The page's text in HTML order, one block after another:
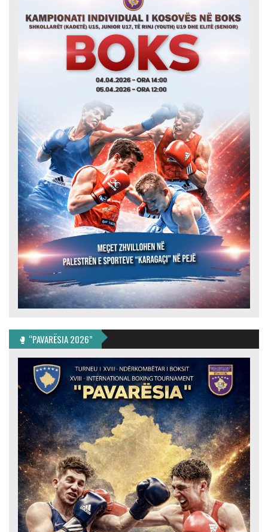
🥊 “PAVARËSIA 2026”